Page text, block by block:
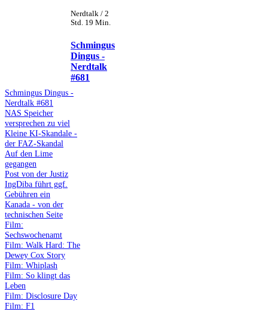
Nerdtalk / 2
Std. 19 Min.
Schmingus
Dingus -
Nerdtalk
#681
Schmingus Dingus -
Nerdtalk #681
NAS Speicher
versprechen zu viel
Kleine KI-Skandale -
der FAZ-Skandal
Auf den Lime
gegangen
Post von der Justiz
IngDiba führt ggf.
Gebühren ein
Kanada - von der
technischen Seite
Film:
Sechswochenamt
Film: Walk Hard: The
Dewey Cox Story
Film: Whiplash
Film: So klingt das
Leben
Film: Disclosure Day
Film: F1